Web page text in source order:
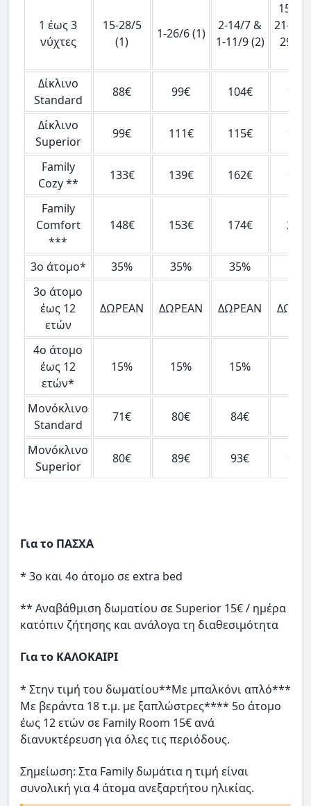
1 έως 3
νύχτες
15-28/5
(1)
1-26/6 (1)
2-14/7 &
1-11/9 (2)
15-
21-31/
29-
Δίκλινο
Standard
88€ 99€ 104€ 124€
Δίκλινο
Superior
99€ 111€ 115€ 144€
Family
Cozy **
133€ 139€ 162€ 194€
Family
Comfort
***
148€ 153€ 174€ 203€
3ο άτομο* 35% 35% 35%
3ο άτομο
έως 12
ετών
ΔΩΡΕΑΝ ΔΩΡΕΑΝ ΔΩΡΕΑΝ
4ο άτομο
έως 12
ετών*
15% 15% 15%
Μονόκλινο
Standard
71€ 80€ 84€
Μονόκλινο
Superior
80€ 89€ 93€ 116€
Για το ΠΑΣΧΑ
* 3ο και 4ο άτομο σε extra bed
** Αναβάθμιση δωματίου σε Superior 15€ / ημέρα
κατόπιν ζήτησης και ανάλογα τη διαθεσιμότητα
Για το ΚΑΛΟΚΑΙΡΙ
* Στην τιμή του δωματίου**Με μπαλκόνι απλό***
Με βεράντα 18 τ.μ. με ξαπλώστρες**** 5ο άτομο
έως 12 ετών σε Family Room 15€ ανά
διανυκτέρευση για όλες τις περιόδους.
Σημείωση: Στα Family δωμάτια η τιμή είναι
συνολική για 4 άτομα ανεξαρτήτου ηλικίας.